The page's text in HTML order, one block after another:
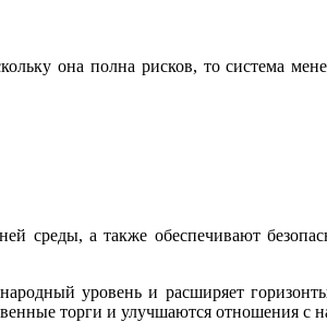
она полна рисков, то система
среды, а также обеспечивают
уровень и расширяет
торги и улучшаются отношения с